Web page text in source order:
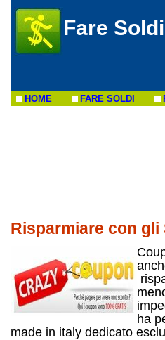
Fare
HOME FARE SOLDI
Risparmiare con gli
ha
made in italy dedicato